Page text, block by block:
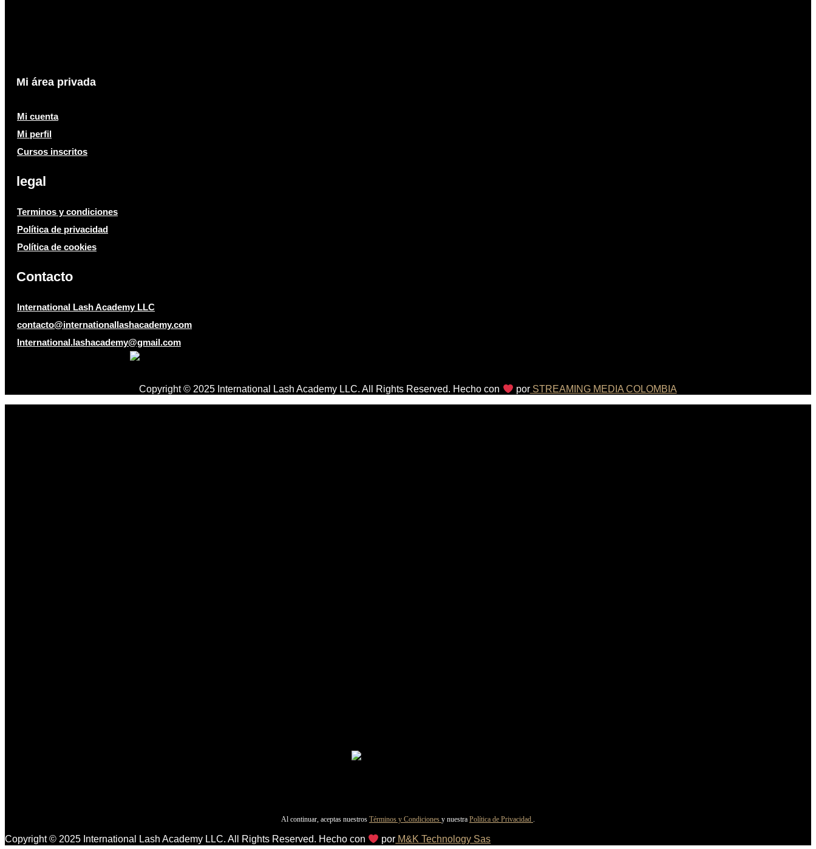
Mi área privada
Mi cuenta
Mi perfil
Cursos inscritos
legal
Terminos y condiciones
Política de privacidad
Política de cookies
Contacto
International Lash Academy LLC
contacto@internationallashacademy.com
International.lashacademy@gmail.com
Copyright © 2025 International Lash Academy LLC. All Rights Reserved. Hecho con porSTREAMING MEDIA COLOMBIA
Al continuar, aceptas nuestros Términos y Condiciones y nuestra Política de Privacidad .
Copyright © 2025 International Lash Academy LLC. All Rights Reserved. Hecho con por M&K Technology Sas